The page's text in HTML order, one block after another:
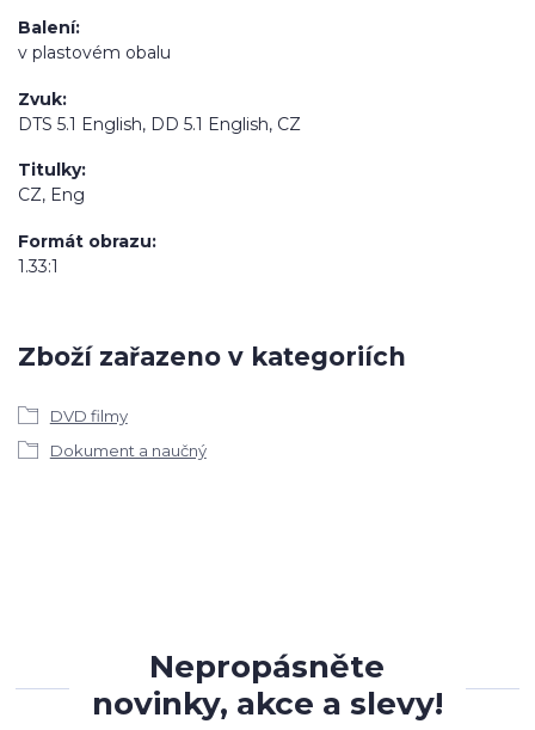
Balení
v plastovém obalu
Zvuk
DTS 5.1 English, DD 5.1 English, CZ
Titulky
CZ, Eng
Formát obrazu
1.33:1
Zboží zařazeno v kategoriích
DVD filmy
Dokument a naučný
Nepropásněte
novinky, akce a slevy!